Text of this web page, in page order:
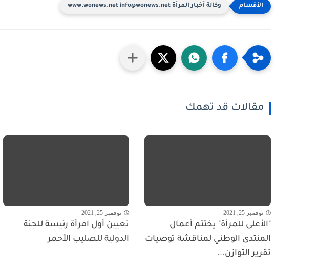
وكالة أخبار المرأة www.wonews.net info@wonews.net
مقالات قد تهمك
نوفمبر 25, 2021
"الأعلى للمرأة" يختتم أعمال
المنتدى الوطني لمناقشة توصيات
تقرير التوازن...
نوفمبر 25, 2021
تعيين أول امرأة رئيسة للجنة
الدولية للصليب الأحمر